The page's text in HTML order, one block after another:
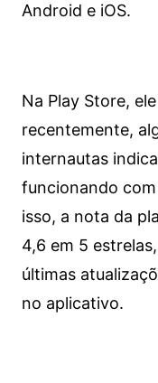
Android e iOS.
Na Play Store,
recentemente,
internautas
funcionando
isso, a nota da
4,6 em 5
últimas
no aplicativo.